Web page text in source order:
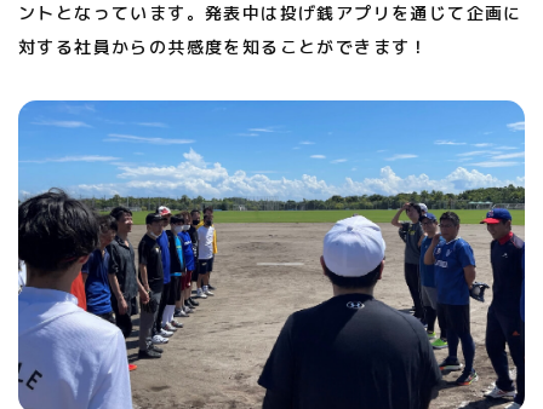
ントとなっています。発表中は投げ銭アプリを通じて企画に
対する社員からの共感度を知ることができます！